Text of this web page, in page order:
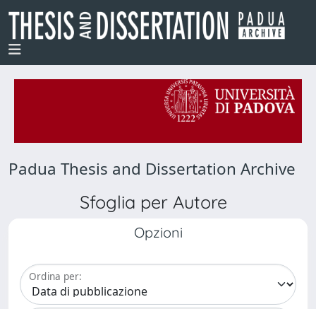
Padua Thesis and Dissertation Archive
Sfoglia per Autore
Opzioni
Ordina per: